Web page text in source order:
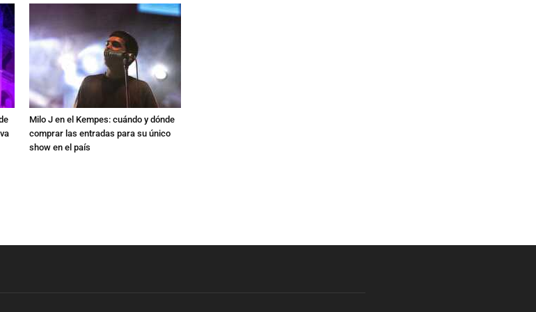
Milo J en el Kempes: cuándo y dónde
comprar las entradas para su único
show en el país